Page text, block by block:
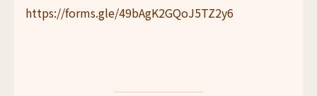
https://forms.gle/49bAgK2GQoJ5TZ2y6